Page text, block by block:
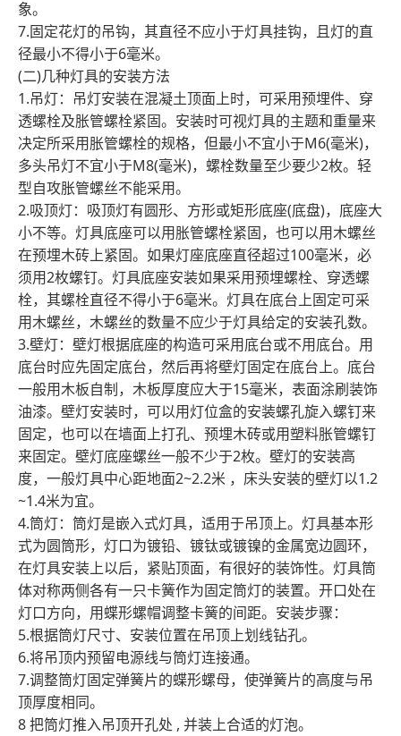
象。
7.固定花灯的吊钩，其直径不应小于灯具挂钩，且灯的直
径最小不得小于6毫米。
(二)几种灯具的安装方法
1.吊灯：吊灯安装在混凝土顶面上时，可采用预埋件、穿
透螺栓及胀管螺栓紧固。安装时可视灯具的主题和重量来
决定所采用胀管螺栓的规格，但最小不宜小于M6(毫米)，
多头吊灯不宜小于M8(毫米)，螺栓数量至少要少2枚。轻
型自攻胀管螺丝不能采用。
2.吸顶灯：吸顶灯有圆形、方形或矩形底座(底盘)，底座大
小不等。灯具底座可以用胀管螺栓紧固，也可以用木螺丝
在预埋木砖上紧固。如果灯座底座直径超过100毫米，必
须用2枚螺钉。灯具底座安装如果采用预埋螺栓、穿透螺
栓，其螺栓直径不得小于6毫米。灯具在底台上固定可采
用木螺丝，木螺丝的数量不应少于灯具给定的安装孔数。
3.壁灯：壁灯根据底座的构造可采用底台或不用底台。用
底台时应先固定底台，然后再将壁灯固定在底台上。底台
一般用木板自制，木板厚度应大于15毫米，表面涂刷装饰
油漆。壁灯安装时，可以用灯位盒的安装螺孔旋入螺钉来
固定，也可以在墙面上打孔、预埋木砖或用塑料胀管螺钉
来固定。壁灯底座螺丝一般不少于2枚。壁灯的安装高
度，一般灯具中心距地面2~2.2米 ，床头安装的壁灯以1.2
~1.4米为宜。
4.筒灯：筒灯是嵌入式灯具，适用于吊顶上。灯具基本形
式为圆筒形，灯口为镀铅、镀钛或镀镍的金属宽边圆环，
在灯具安装上以后，紧贴顶面，有很好的装饰性。灯具筒
体对称两侧各有一只卡簧作为固定筒灯的装置。开口处在
灯口方向，用蝶形螺帽调整卡簧的间距。安装步骤：
5.根据筒灯尺寸、安装位置在吊顶上划线钻孔。
6.将吊顶内预留电源线与筒灯连接通。
7.调整筒灯固定弹簧片的蝶形螺母，使弹簧片的高度与吊
顶厚度相同。
8 把筒灯推入吊顶开孔处 , 并装上合适的灯泡。